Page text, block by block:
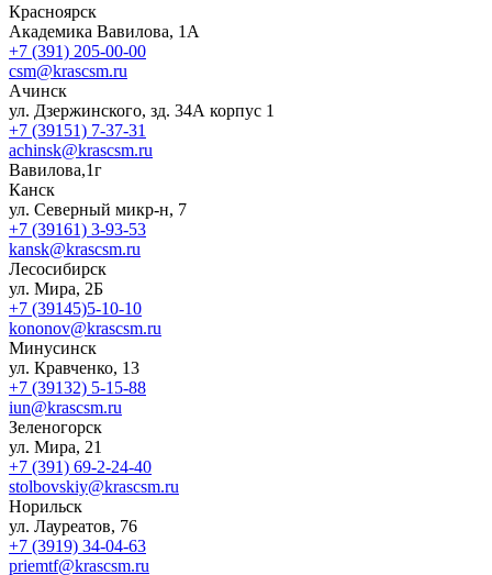
Красноярск
Академика Вавилова, 1А
+7 (391) 205-00-00
csm@krascsm.ru
Ачинск
ул. Дзержинского, зд. 34А корпус 1
+7 (39151) 7-37-31
achinsk@krascsm.ru
Вавилова,1г
Канск
ул. Северный микр-н, 7
+7 (39161) 3-93-53
kansk@krascsm.ru
Лесосибирск
ул. Мира, 2Б
+7 (39145)5-10-10
kononov@krascsm.ru
Минусинск
ул. Кравченко, 13
+7 (39132) 5-15-88
iun@krascsm.ru
Зеленогорск
ул. Мира, 21
+7 (391) 69-2-24-40
stolbovskiy@krascsm.ru
Норильск
ул. Лауреатов, 76
+7 (3919) 34-04-63
priemtf@krascsm.ru